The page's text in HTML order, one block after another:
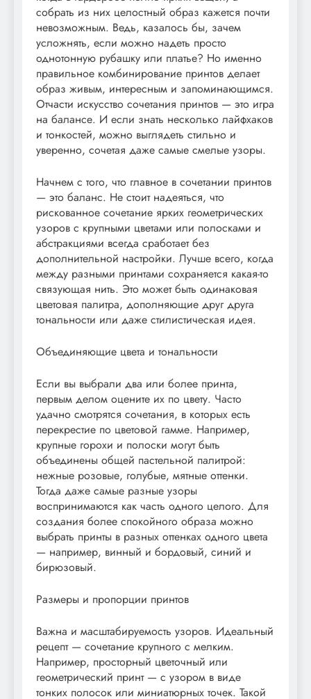
собрать из них целостный образ кажется почти
невозможным. Ведь, казалось бы, зачем
усложнять, если можно надеть просто
однотонную рубашку или платье? Но именно
правильное комбинирование принтов делает
образ живым, интересным и запоминающимся.
Отчасти искусство сочетания принтов — это игра
на балансе. И если знать несколько лайфхаков
и тонкостей, можно выглядеть стильно и
уверенно, сочетая даже самые смелые узоры.
Начнем с того, что главное в сочетании принтов
— это баланс. Не стоит надеяться, что
рискованное сочетание ярких геометрических
узоров с крупными цветами или полосками и
абстракциями всегда сработает без
дополнительной настройки. Лучше всего, когда
между разными принтами сохраняется какая-то
связующая нить. Это может быть одинаковая
цветовая палитра, дополняющие друг друга
тональности или даже стилистическая идея.
Объединяющие цвета и тональности
Если вы выбрали два или более принта,
первым делом оцените их по цвету. Часто
удачно смотрятся сочетания, в которых есть
перекрестие по цветовой гамме. Например,
крупные горохи и полоски могут быть
объединены общей пастельной палитрой:
нежные розовые, голубые, мятные оттенки.
Тогда даже самые разные узоры
воспринимаются как часть одного целого. Для
создания более спокойного образа можно
выбрать принты в разных оттенках одного цвета
— например, винный и бордовый, синий и
бирюзовый.
Размеры и пропорции принтов
Важна и масштабируемость узоров. Идеальный
рецепт — сочетание крупного с мелким.
Например, просторный цветочный или
геометрический принт — с узором в виде
тонких полосок или миниатюрных точек. Такой